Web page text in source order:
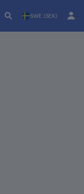
SWE (SEK)